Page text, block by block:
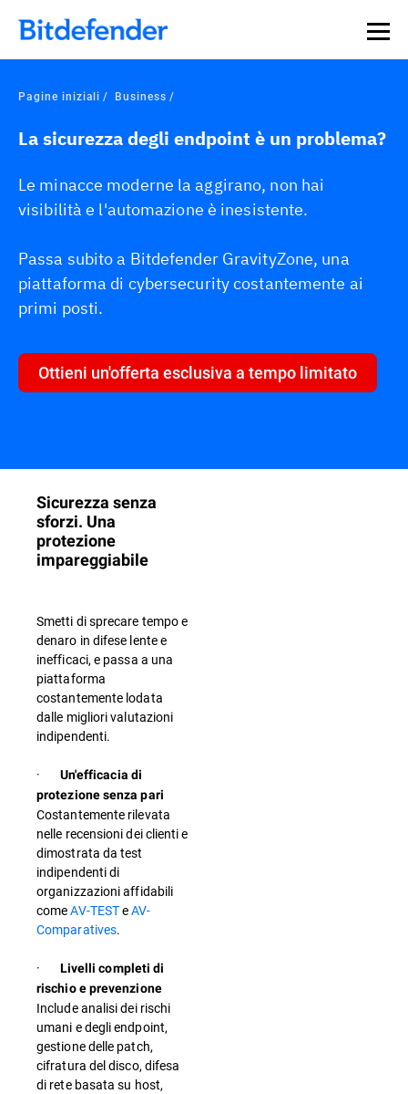
Pagine iniziali Business
La sicurezza degli endpoint è un problema?
Le minacce moderne la aggirano, non hai
visibilità e l'automazione è inesistente.
Passa subito a Bitdefender GravityZone, una
piattaforma di cybersecurity costantemente ai
primi posti.
Ottieni un'offerta esclusiva a tempo limitato
Sicurezza senza
sforzi. Una
protezione
impareggiabile
Smetti di sprecare tempo e
denaro in difese lente e
inefficaci, e passa a una
piattaforma
costantemente lodata
dalle migliori valutazioni
indipendenti.
·
Un'efficacia di
protezione senza pari
Costantemente rilevata
nelle recensioni dei clienti e
dimostrata da test
indipendenti di
organizzazioni affidabili
comeAV-TESTeAV-
Comparatives.
·
Livelli completi di
rischio e prevenzione
Include analisi dei rischi
umani e degli endpoint,
gestione delle patch,
cifratura del disco, difesa
di rete basata su host,